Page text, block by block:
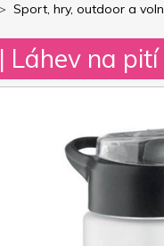
Sport, hry, outdoor a
| Láhev na